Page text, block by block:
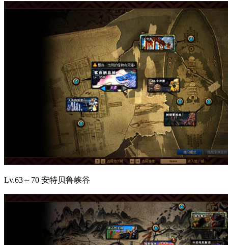
Lv.63～70 安特贝鲁峡谷